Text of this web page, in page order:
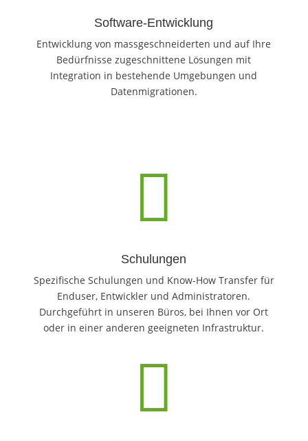
Software-Entwicklung
Entwicklung von massgeschneiderten und auf Ihre
Bedürfnisse zugeschnittene Lösungen mit
Integration in bestehende Umgebungen und
Datenmigrationen.

Schulungen
Spezifische Schulungen und Know-How Transfer für
Enduser, Entwickler und Administratoren.
Durchgeführt in unseren Büros, bei Ihnen vor Ort
oder in einer anderen geeigneten Infrastruktur.
